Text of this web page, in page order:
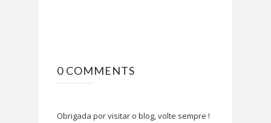
0 COMMENTS
Obrigada por visitar o blog, volte sempre !